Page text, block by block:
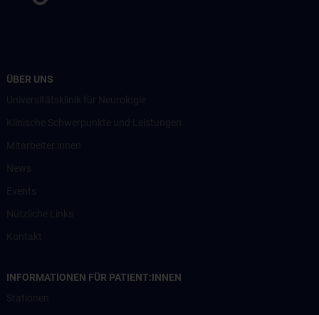
ÜBER UNS
INFORMATIONEN FÜR PATIENT:INNEN